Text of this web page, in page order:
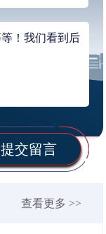
提交留言
查看更多 >>